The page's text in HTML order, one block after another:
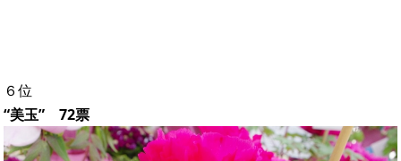
６位
“美玉” 72票